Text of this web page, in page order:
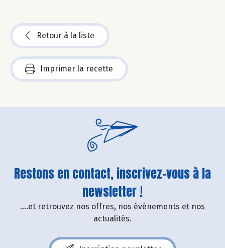
Retour à la liste
Imprimer la recette
Restons en contact, inscrivez-vous à la
newsletter !
....et retrouvez nos offres, nos événements et nos
actualités.